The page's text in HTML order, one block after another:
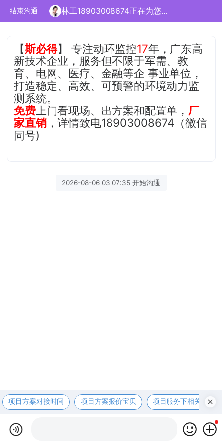
结束沟通 林工18903008674正在为您服务
【斯必得】 专注动环监控17年，广东高
新技术企业，服务但不限于军需、教
育、电网、医疗、金融等企 事业单位，
打造稳定、高效、可预警的环境动力监
测系统。
免费 上门看现场、出方案和配置单， 厂
家直销 ，详情致电18903008674（微信
同号)
2026-08-06 03:07:35 开始沟通
项目方案对接时间 项目方案报价宝贝 项目服务下相关资咨询